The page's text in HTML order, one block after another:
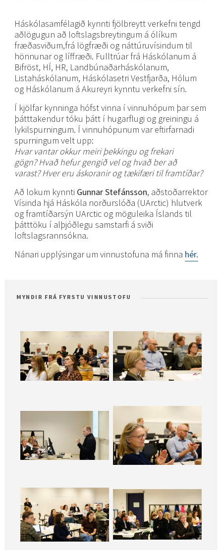
Háskólasamfélagið kynnti fjölbreytt verkefni tengd
aðlögugun að loftslagsbreytingum á ólíkum
fræðasviðum,frá lögfræði og náttúruvísindum til
hönnunar og líffræði. Fulltrúar frá Háskólanum á
Bifröst, HÍ, HR, Landbúnaðarháskólanum,
Listaháskólanum, Háskólasetri Vestfjarða, Hólum
og Háskólanum á Akureyri kynntu verkefni sín.
Í kjölfar kynninga hófst vinna í vinnuhópum þar sem
þátttakendur tóku þátt í hugarflugi og greiningu á
lykilspurningum. Í vinnuhópunum var eftirfarnadi
spurningum velt upp:
Hvar vantar okkur meiri þekkingu og frekari
gögn? Hvað hefur gengið vel og hvað ber að
varast? Hver eru áskoranir og tækifæri til framtíðar?
Að lokum kynnti Gunnar Stefánsson, aðstoðarrektor
Vísinda hjá Háskóla norðurslóða (UArctic) hlutverk
og framtíðarsýn UArctic og möguleika Íslands til
þátttöku í alþjóðlegu samstarfi á sviði
loftslagsrannsókna.
Nánari upplýsingar um vinnustofuna má finna hér.
MYNDIR FRÁ FYRSTU VINNUSTOFU